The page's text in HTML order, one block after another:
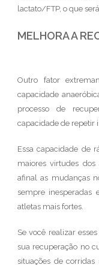
lactato/FTP, o que
MELHORA A
Outro fator
capacidade
processo de
capacidade de repetir
Essa capacidade de
maiores virtudes
afinal as mudanças
sempre inesperadas
atletas mais fortes.
Se você realizar
sua recuperação no
situações de